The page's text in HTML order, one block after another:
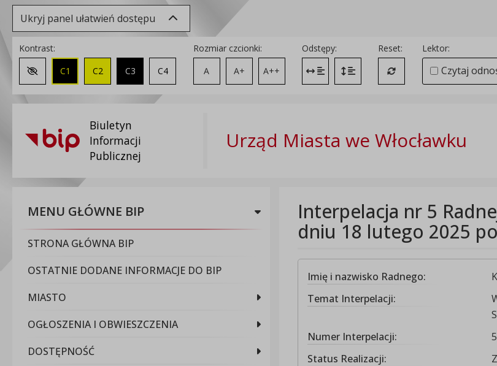
Ukryj panel ułatwień dostępu
Kontrast:
Zmień kontrast na domyślny
C1 C2 C3 C4
Rozmiar czcionki:
A
A+ A++
Odstępy:
Zmień odstęp między literami
Zmień interlinię i margines między
Reset:
Przywróć ustawienia
Lektor:
Czytaj
Biuletyn
Informacji
Publicznej
Urząd Miasta we Włocławku
MENU GŁÓWNE BIP
STRONA GŁÓWNA BIP
OSTATNIE DODANE INFORMACJE DO BIP
MIASTO
OGŁOSZENIA I OBWIESZCZENIA
DOSTĘPNOŚĆ
Interpelacja nr 5
dniu 18 lutego 2025
Imię i nazwisko Radnego:
Temat Interpelacji:
Numer Interpelacji:
5
Status Realizacji: